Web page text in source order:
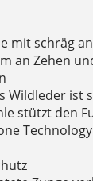
mit schräg
an Zehen
Wildleder ist
stützt den